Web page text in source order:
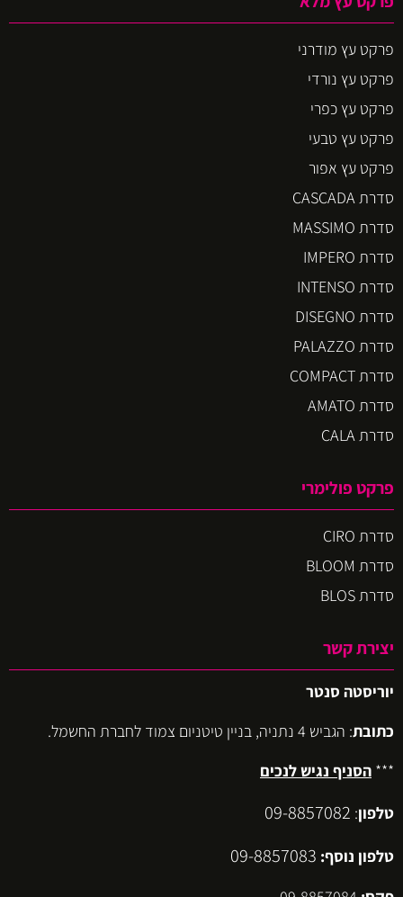
פרקט עץ מודרני
פרקט עץ נורדי
פרקט עץ כפרי
פרקט עץ טבעי
פרקט עץ אפור
סדרת CASCADA
סדרת MASSIMO
סדרת IMPERO
סדרת INTENSO
סדרת DISEGNO
סדרת PALAZZO
סדרת COMPACT
סדרת AMATO
סדרת CALA
פרקט פולימרי
סדרת CIRO
סדרת BLOOM
סדרת BLOS
יצירת קשר
יוריסטה סנטר
כתובת: הגביש 4 נתניה, בניין טיטניום צמוד לחברת החשמל.
*** הסניף נגיש לנכים
טלפון:
09-8857082
טלפון נוסף: 09-8857083